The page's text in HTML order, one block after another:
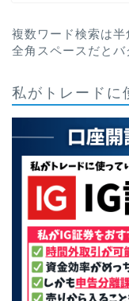
複数ワード検索は半
全角スペースだとバ
私がトレードに